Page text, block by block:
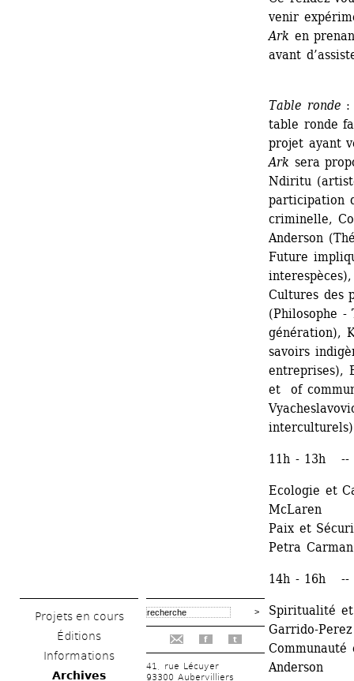
Projets en cours
Éditions
Informations
Archives
f t
41, rue Lécuyer
93300 Aubervilliers
venir
Ark en
avant
Table ronde :
table ronde
projet ayant
Ark sera
Ndiritu
participation
criminelle,
Anderson
Future
Cultures des
(Philosophe
génération),
savoirs
entreprises),
et of
11h - 13h --
Ecologie et
McLaren
Paix et
Petra Carman
14h - 16h --
Spiritualité
Garrido-Perez
Anderson